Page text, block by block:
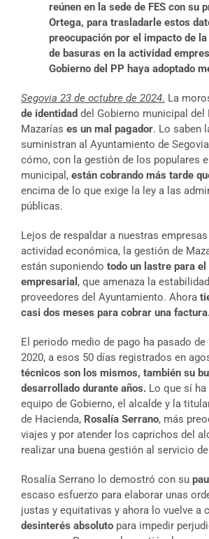
reúnen en la sede de FES con su
Ortega, para trasladarle estos
preocupación por el impacto de
de basuras en la actividad
Gobierno del PP haya adoptado
Segovia 23 de octubre de 2024. La
de identidad del Gobierno municipal del
Mazarías es un mal pagador. Lo saben
suministran al Ayuntamiento de
cómo, con la gestión de los populares
municipal, están cobrando más tarde
encima de lo que exige la ley a las
públicas.
Lejos de respaldar a nuestras
actividad económica, la gestión de
están suponiendo todo un lastre para
empresarial , que amenaza la
proveedores del Ayuntamiento. Ahora
casi dos meses para cobrar una
El periodo medio de pago ha pasado de
2020, a esos 50 días registrados en
técnicos son los mismos, también su
desarrollado durante años. Lo que sí ha
equipo de Gobierno, el alcalde y la
de Hacienda, Rosalía Serrano, más
viajes y por atender los caprichos del
realizar una buena gestión al servicio
Rosalía Serrano lo demostró con su
escaso esfuerzo para elaborar unas
justas y equitativas y ahora lo vuelve a
desinterés absoluto para impedir